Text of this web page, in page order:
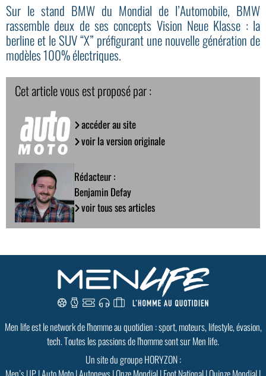
Sur le stand BMW du Mondial de l’Automobile, BMW
rassemble deux de ses concepts Vision Neue Klasse : la
berline et le SUV “X” préfigurant une nouvelle génération de
modèles 100% électriques.
Cet article vous est proposé par :
accéder au site
voir la version originale
Rédacteur :
Benjamin Defay
voir tous ses articles
Men life est le network de l'homme au quotidien : sport, moteurs, lifestyle, évasion,
tech. Toutes les passions de l'homme sont sur Men life.
Un site du groupe HORYZON :